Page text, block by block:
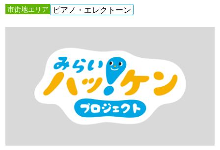
市街地エリア ピアノ・エレクトーン